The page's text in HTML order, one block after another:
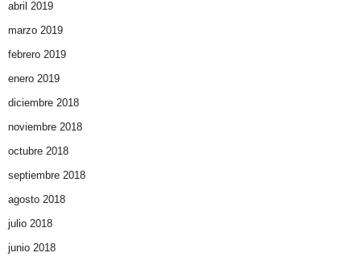
abril 2019
marzo 2019
febrero 2019
enero 2019
diciembre 2018
noviembre 2018
octubre 2018
septiembre 2018
agosto 2018
julio 2018
junio 2018